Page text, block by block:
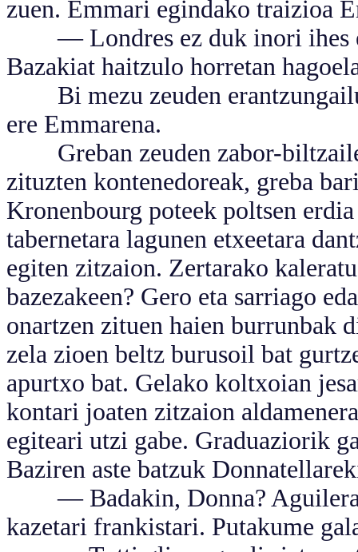
zuen. Emmari egindako traizioa
— Londres ez duk inori ihes
Bazakiat haitzulo horretan
Bi mezu zeuden
ere Emmarena.
Greban zeuden zabor-
zituzten kontenedoreak, greba
Kronenbourg poteek poltsen
tabernetara lagunen etxeetara
egiten zitzaion. Zertarako
bazezakeen? Gero eta sarriago
onartzen zituen haien burrunbak
zela zioen beltz burusoil bat
apurtxo bat. Gelako koltxoian
kontari joaten zitzaion
egiteari utzi gabe. Graduaziorik
Baziren aste batzuk
— Badakin, Donna? Aguilera
kazetari frankistari. Putakume